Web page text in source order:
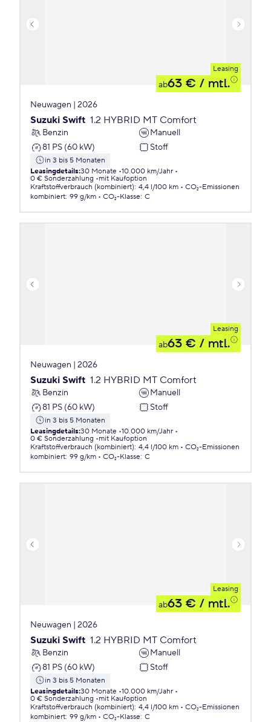
Leasing
ab63 € / mtl.
Neuwagen | 2026
Suzuki Swift 1.2 HYBRID MT Comfort
Benzin
Manuell
81 PS (60 kW)
Stoff
in 3 bis 5 Monaten
Leasingdetails:30 Monate 10.000 km/Jahr
0 € Sonderzahlung
mit Kaufoption
Kraftstoffverbrauch (kombiniert): 4,4 l/100 km
CO₂-Emissionen
kombiniert: 99 g/km CO₂-Klasse: C
Leasing
ab63 € / mtl.
Neuwagen | 2026
Suzuki Swift 1.2 HYBRID MT Comfort
Benzin
Manuell
81 PS (60 kW)
Stoff
in 3 bis 5 Monaten
Leasingdetails:30 Monate 10.000 km/Jahr
0 € Sonderzahlung
mit Kaufoption
Kraftstoffverbrauch (kombiniert): 4,4 l/100 km
CO₂-Emissionen
kombiniert: 99 g/km CO₂-Klasse: C
Leasing
ab63 € / mtl.
Neuwagen | 2026
Suzuki Swift 1.2 HYBRID MT Comfort
Benzin
Manuell
81 PS (60 kW)
Stoff
in 3 bis 5 Monaten
Leasingdetails:30 Monate 10.000 km/Jahr
0 € Sonderzahlung
mit Kaufoption
Kraftstoffverbrauch (kombiniert): 4,4 l/100 km
CO₂-Emissionen
kombiniert: 99 g/km CO₂-Klasse: C